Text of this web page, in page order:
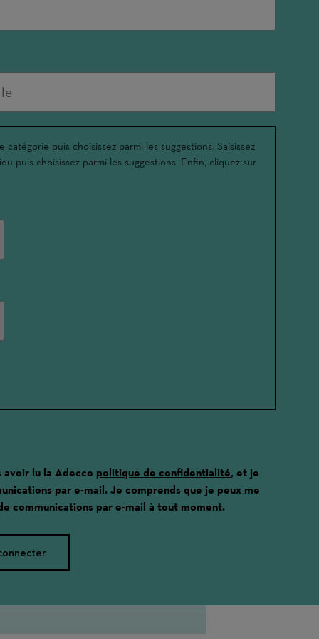
puis choisissez parmi les suggestions. Saisissez
puis choisissez parmi les suggestions. Enfin, cliquez sur
avoir lu la Adecco politique de confidentialité, et je
par e-mail. Je comprends que je peux me
communications par e-mail à tout moment.